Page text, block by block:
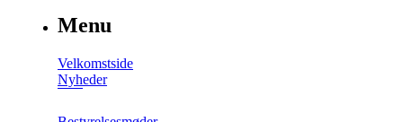
Menu
Velkomstside
Nyheder